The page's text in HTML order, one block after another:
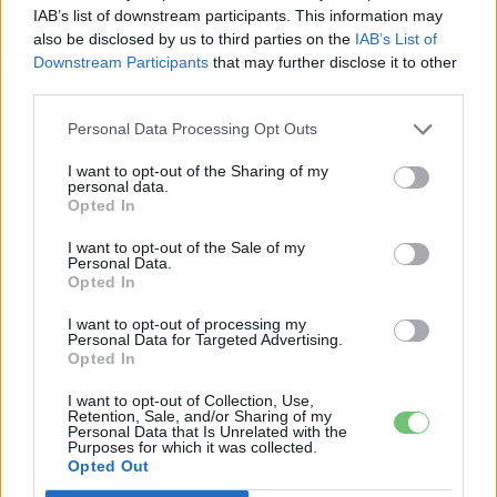
IAB’s list of downstream participants. This information may
also be disclosed by us to third parties on the IAB’s List of
Downstream Participants that may further disclose it to other
Personal Data Processing Opt Outs
I want to opt-out of the Sharing of my
personal data.
Opted In
I want to opt-out of the Sale of my
Personal Data.
Opted In
I want to opt-out of processing my
Personal Data for Targeted Advertising.
Opted In
I want to opt-out of Collection, Use,
Retention, Sale, and/or Sharing of my
Personal Data that Is Unrelated with the
Purposes for which it was collected.
Opted Out
Takahiro Hachigo: mostantól minden új
Hondába bekerül az elektromos hajtás